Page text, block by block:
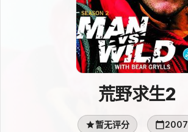
荒野求生2
暂无评分 2007